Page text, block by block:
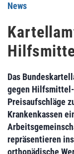
News
Das
gegen Hilfsmittel-
Preisaufschläge
Krankenkassen
repräsentieren
orthopädische